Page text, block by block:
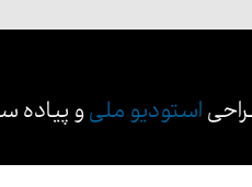
استودیو ملیو پیاده